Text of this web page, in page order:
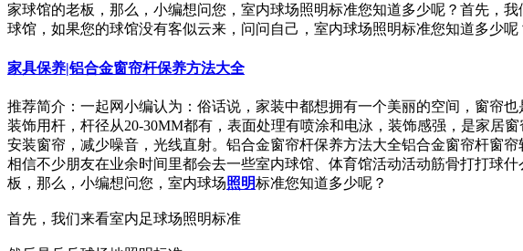
家球馆的老板，那么，小编想问您，室内球场照明标准您知道多少呢？首先，
球馆，如果您的球馆没有客似云来，问问自己，室内球场照明标准您知道多少呢
家具保养|铝合金窗帘杆保养方法大全
推荐简介：一起网小编认为：俗话说，家装中都想拥有一个美丽的空间，窗帘
装饰用杆，杆径从20-30MM都有，表面处理有喷涂和电泳，装饰感强，是家居
安装窗帘，减少噪音，光线直射。铝合金窗帘杆保养方法大全铝合金窗帘杆窗帘
相信不少朋友在业余时间里都会去一些室内球馆、体育馆活动活动筋骨打打球
板，那么，小编想问您，室内球场照明标准您知道多少呢？
首先，我们来看室内足球场照明标准